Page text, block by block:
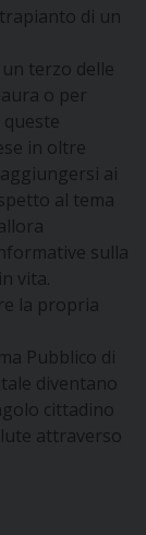
di un
terzo delle
o per
in oltre
ai
al tema
sulla
vita.
la propria
Pubblico di
diventano
cittadino
attraverso